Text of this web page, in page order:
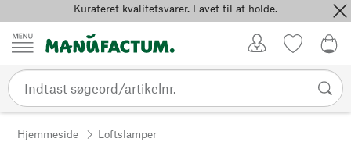
Spring til indholdKurateret kvalitetsvarer. Lavet til at holde.
Hjemmeside Loftslamper